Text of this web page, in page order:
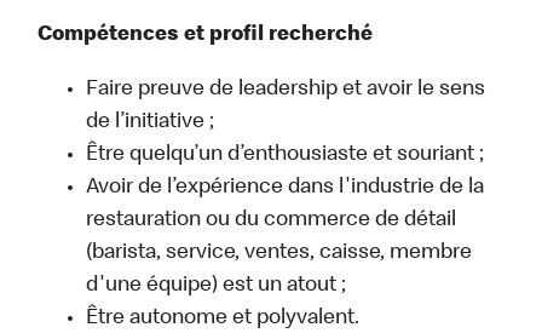
Compétences et profil recherché
Faire preuve de leadership et avoir le sens
de l’initiative ;
Être quelqu’un d’enthousiaste et souriant ;
Avoir de l’expérience dans l'industrie de la
restauration ou du commerce de détail
(barista, service, ventes, caisse, membre
d'une équipe) est un atout ;
Être autonome et polyvalent.